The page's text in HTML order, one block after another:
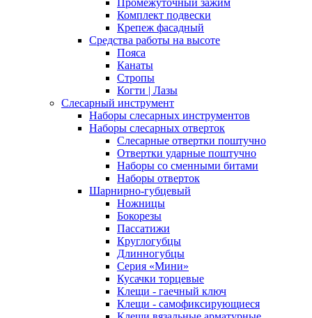
Промежуточный зажим
Комплект подвески
Крепеж фасадный
Средства работы на высоте
Пояса
Канаты
Стропы
Когти | Лазы
Слесарный инструмент
Наборы слесарных инструментов
Наборы слесарных отверток
Слесарные отвертки поштучно
Отвертки ударные поштучно
Наборы со сменными битами
Наборы отверток
Шарнирно-губцевый
Ножницы
Бокорезы
Пассатижи
Круглогубцы
Длинногубцы
Серия «Мини»
Кусачки торцевые
Клещи - гаечный ключ
Клещи - самофиксирующиеся